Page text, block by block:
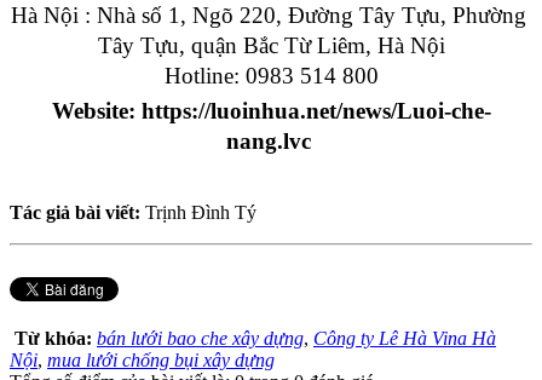
Hà Nội : Nhà số 1, Ngõ 220, Đường Tây Tựu, Phường
Tây Tựu, quận Bắc Từ Liêm, Hà Nội
Hotline: 0983 514 800
Website: https://luoinhua.net/news/Luoi-che-
nang.lvc
Tác giả bài viết: Trịnh Đình Tý
Từ khóa: bán lưới bao che xây dựng, Công ty Lê Hà Vina Hà
Nội, mua lưới chống bụi xây dựng